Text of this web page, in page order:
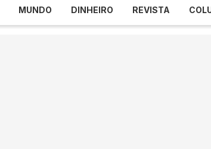
MUNDO DINHEIRO REVISTA